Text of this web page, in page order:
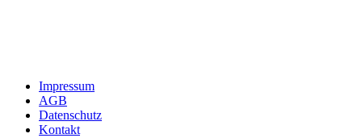
Impressum
AGB
Datenschutz
Kontakt